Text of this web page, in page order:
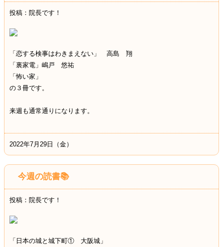
投稿：院長です！
「恋する検事はわきまえない」 高島 翔
「裏家電」嶋戸 悠祐
「怖い家」
の３冊です。
来週も通常通りになります。
2022年7月29日（金）
今週の読書📚
投稿：院長です！
「日本の城と城下町① 大阪城」